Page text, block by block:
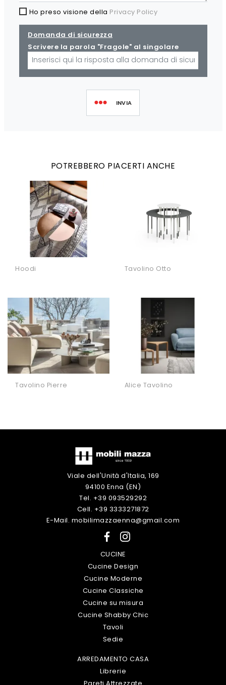
Ho preso visione della Privacy Policy
Domanda di sicurezza
Scrivere la parola "Fragole" al singolare
INVIA
POTREBBERO PIACERTI ANCHE
Hoodi Tavolino Otto
Tavolino Pierre Alice Tavolino
Viale dell'Unità d'Italia, 169
94100 Enna (EN)
Tel. +39 093529292
Cell. +39 3333271872
E-Mail. mobilimazzaenna@gmail.com
CUCINE
Cucine Design
Cucine Moderne
Cucine Classiche
Cucine su misura
Cucine Shabby Chic
Tavoli
Sedie
ARREDAMENTO CASA
Librerie